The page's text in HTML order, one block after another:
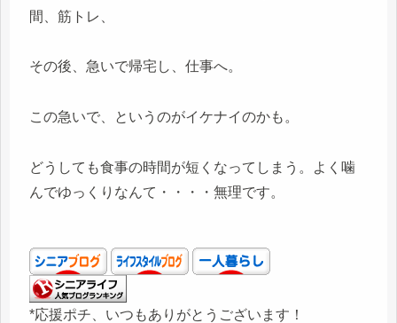
間、筋トレ、
その後、急いで帰宅し、仕事へ。
この急いで、というのがイケナイのかも。
どうしても食事の時間が短くなってしまう。よく噛
んでゆっくりなんて・・・・無理です。
*応援ポチ、いつもありがとうございます！